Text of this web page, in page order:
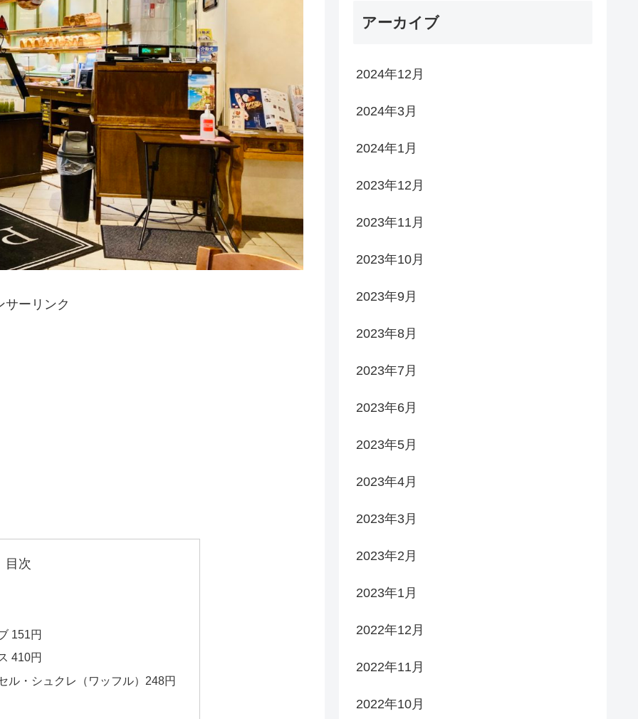
サーリンク
目次
151円
410円
ル・シュクレ（ワッフル）248円
アーカイブ
2024年12月
2024年3月
2024年1月
2023年12月
2023年11月
2023年10月
2023年9月
2023年8月
2023年7月
2023年6月
2023年5月
2023年4月
2023年3月
2023年2月
2023年1月
2022年12月
2022年11月
2022年10月